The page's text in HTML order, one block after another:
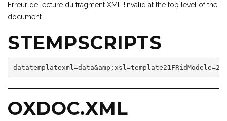
Erreur de lecture du fragment XML !Invalid at the top level of the
document.
STEMPSCRIPTS
OXDOC.XML